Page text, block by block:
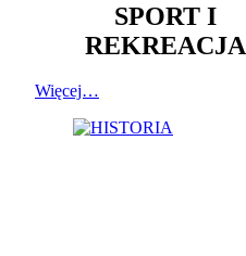
SPORT I
REKREACJA
Więcej…